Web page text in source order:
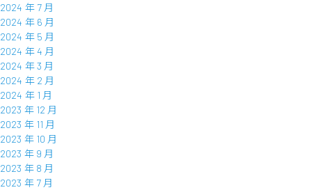
2024 年 7 月
2024 年 6 月
2024 年 5 月
2024 年 4 月
2024 年 3 月
2024 年 2 月
2024 年 1 月
2023 年 12 月
2023 年 11 月
2023 年 10 月
2023 年 9 月
2023 年 8 月
2023 年 7 月